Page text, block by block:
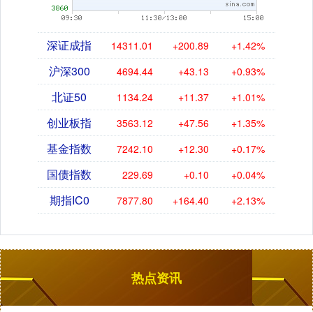
深证成指 14311.01 +200.89 +1.42%
沪深300 4694.44 +43.13 +0.93%
北证50 1134.24 +11.37 +1.01%
创业板指 3563.12 +47.56 +1.35%
基金指数 7242.10 +12.30 +0.17%
国债指数 229.69 +0.10 +0.04%
期指IC0 7877.80 +164.40 +2.13%
热点资讯